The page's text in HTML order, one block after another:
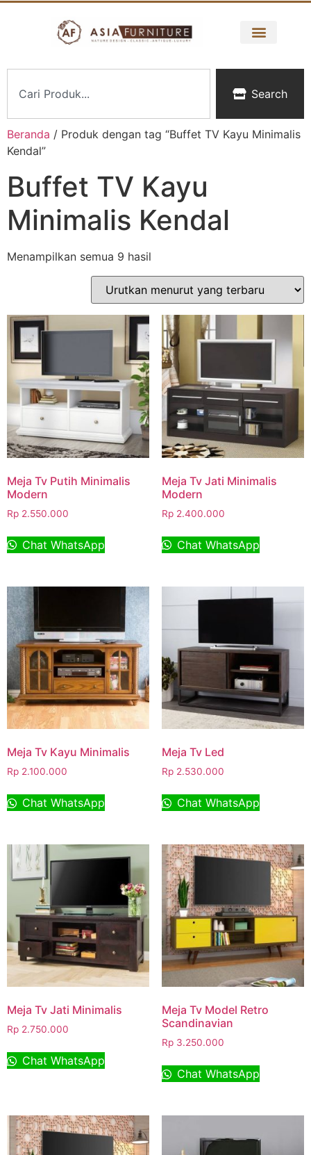
Search
Beranda / Produk dengan tag “Buffet TV Kayu Minimalis
Kendal”
Buffet TV Kayu
Minimalis Kendal
Menampilkan semua 9 hasil
Meja Tv Putih Minimalis
Modern
Rp 2.550.000
Chat WhatsApp
Meja Tv Jati Minimalis
Modern
Rp2.400.000
Chat WhatsApp
Meja Tv Kayu Minimalis
Rp 2.100.000
Chat WhatsApp
Meja Tv Led
Rp2.530.000
Chat WhatsApp
Meja Tv Jati Minimalis
Rp 2.750.000
Chat WhatsApp
Meja Tv Model Retro
Scandinavian
Rp3.250.000
Chat WhatsApp